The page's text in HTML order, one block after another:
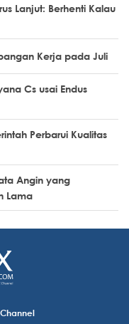
Lanjut: Berhenti Kalau
Kerja pada Juli
Cs usai Endus
Perbarui Kualitas
Angin yang
Lama